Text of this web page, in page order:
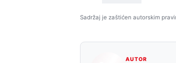
Sadržaj je zaštićen autorskim
AUTOR